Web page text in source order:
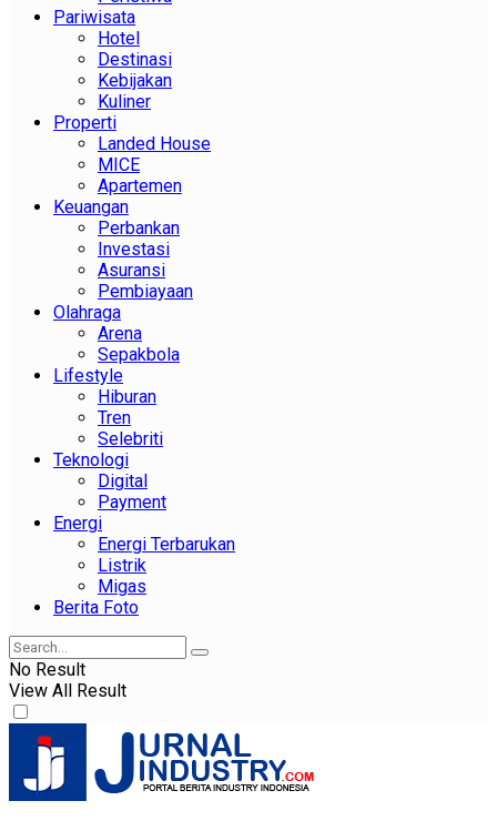
Pariwisata
Hotel
Destinasi
Kebijakan
Kuliner
Properti
Landed House
MICE
Apartemen
Keuangan
Perbankan
Investasi
Asuransi
Pembiayaan
Olahraga
Arena
Sepakbola
Lifestyle
Hiburan
Tren
Selebriti
Teknologi
Digital
Payment
Energi
Energi Terbarukan
Listrik
Migas
Berita Foto
No Result
View All Result